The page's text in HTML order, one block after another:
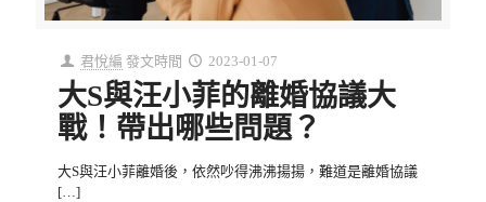
君悅編 發文時間 2023-01-07
大S與汪小菲的離婚協議大
戰！帶出哪些問題？
大S與汪小菲離婚後，依然吵得沸沸揚揚，難道是離婚協議
[…]